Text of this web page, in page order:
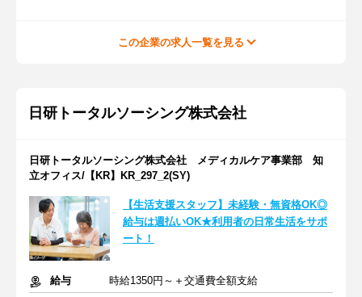
この企業の求人一覧を見る
日研トータルソーシング株式会社
日研トータルソーシング株式会社 メディカルケア事業部 知
立オフィス/【KR】KR_297_2(SY)
【生活支援スタッフ】未経験・無資格OK◎
給与は週払いOK★利用者の日常生活をサポ
ート！
給与
時給1350円～＋交通費全額支給